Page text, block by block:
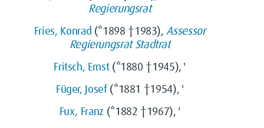
Regierungsrat
Fries, Konrad (*1898 †1983), Assessor
Regierungsrat Stadtrat
Fritsch, Ernst(*1880 †1945), '
Füger, Josef(*1881 †1954), '
Fux, Franz (*1882 †1967), '